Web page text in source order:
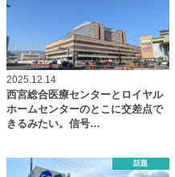
2025.12.14
西宮総合医療センターとロイヤル
ホームセンターのとこに交差点で
きるみたい。信号…
話題